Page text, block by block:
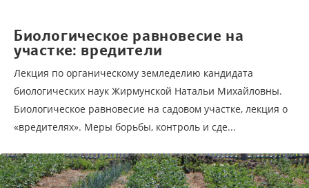
Биологическое равновесие на
участке: вредители
Лекция по органическому земледелию кандидата
биологических наук Жирмунской Натальи Михайловны.
Биологическое равновесие на садовом участке, лекция о
«вредителях». Меры борьбы, контроль и сде...